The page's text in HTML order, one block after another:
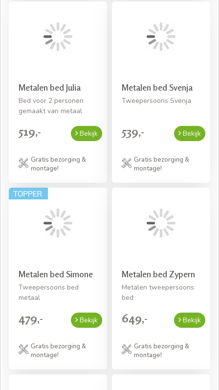
Metalen bed Julia
Bed voor 2 personen
gemaakt van metaal
519,- Bekijk
Gratis bezorging &
montage!
Metalen bed Svenja
Tweepersoons Svenja
539,- Bekijk
Gratis bezorging &
montage!
Metalen bed Simone
Tweepersoons bed
metaal
479,- Bekijk
Gratis bezorging &
montage!
Metalen bed Zypern
Metalen tweepersoons
bed
649,- Bekijk
Gratis bezorging &
montage!